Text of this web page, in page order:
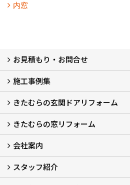
内窓
お見積もり・お問合せ
LINEで概算見積もり
チャットで質問
問い合わせフォームから
オンライン相談
電話で相談
無料現地調査をご希望の方
施工事例集
玄関ドアリフォーム
玄関引戸リフォーム
勝手口ドアリフォーム
窓リフォーム
きたむらの玄関ドアリフォーム
玄関ドアリフォームについて
リシェントについて (23)
・玄関ドアバリエーション (52)
・玄関引戸バリエーション (44)
・勝手口ドアバリエーション (11)
安心の自社施工
無料点検
保証について
価格について
概算見積について (2)
きたむらの窓リフォーム
窓リフォームについて (5)
・内窓設置-LIXILインプラス
・内窓設置-AGCまどまど
・窓交換
・エコガラス交換
・防犯・防災ガラス交換
会社案内
会社概要 (2)
ブログ
アクセス
施工エリア
施工までの流れ
SNSインフォメーション
チャット機能
オンライン打合わせ
補助金について (2)
スタッフ紹介